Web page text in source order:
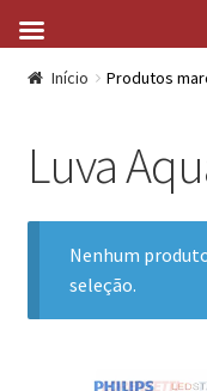
Início Produtos
Luva
Nenhum
seleção.